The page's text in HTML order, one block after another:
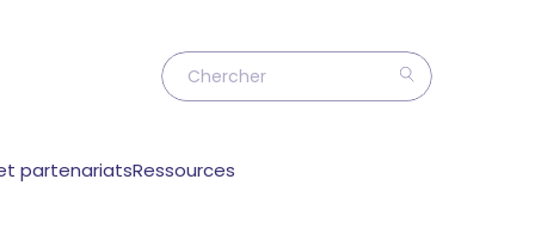
partenariatsRessources